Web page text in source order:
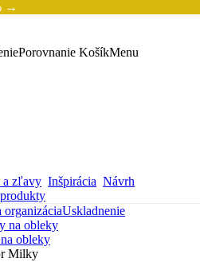
→
Porovnanie KošíkMenu
a zľavy Inšpirácia Návrh
organizáciaUskladnenie
na obleky
obleky